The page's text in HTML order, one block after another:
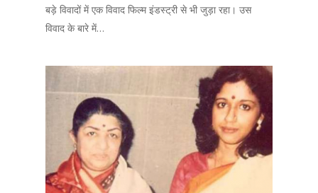
बड़े विवादों में एक विवाद फिल्म इंडस्ट्री से भी जुड़ा रहा। उस
विवाद के बारे में…